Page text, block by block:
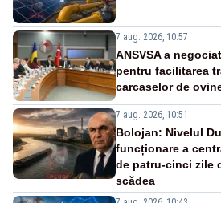
7 aug. 2026, 10:57
ANSVSA a
pentru facilitarea
carcaselor de
7 aug. 2026, 10:51
Bolojan: Nivelul
funcționare a
de patru-cinci zile
scădea